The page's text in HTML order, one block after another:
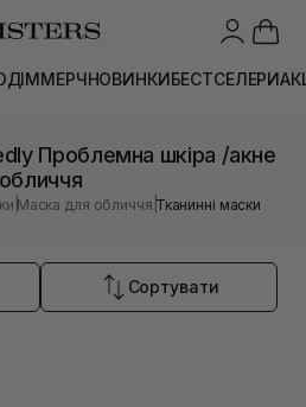
ДІММЕРЧНОВИНКИБЕСТСЕЛЕРИ
Проблемна шкіра /акне
обличчя
|Маска для обличчя |Тканинні маски
Сортувати